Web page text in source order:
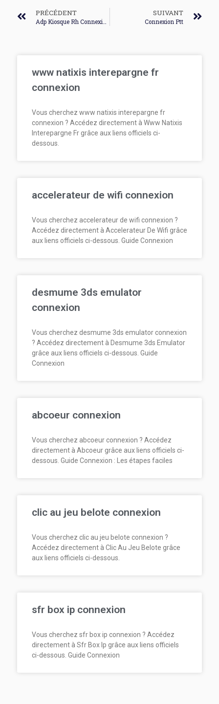
PRÉCÉDENT SUIVANT
Connexion Ptt
www natixis interepargne fr
connexion
Vous cherchez www natixis interepargne fr
connexion ? Accédez directement à Www Natixis
Interepargne Fr grâce aux liens officiels ci-
dessous.
accelerateur de wifi connexion
Vous cherchez accelerateur de wifi connexion ?
Accédez directement à Accelerateur De Wifi grâce
aux liens officiels ci-dessous. Guide Connexion
desmume 3ds emulator
connexion
Vous cherchez desmume 3ds emulator connexion
? Accédez directement à Desmume 3ds Emulator
grâce aux liens officiels ci-dessous. Guide
Connexion
abcoeur connexion
Vous cherchez abcoeur connexion ? Accédez
directement à Abcoeur grâce aux liens officiels ci-
dessous. Guide Connexion : Les étapes faciles
clic au jeu belote connexion
Vous cherchez clic au jeu belote connexion ?
Accédez directement à Clic Au Jeu Belote grâce
aux liens officiels ci-dessous.
sfr box ip connexion
Vous cherchez sfr box ip connexion ? Accédez
directement à Sfr Box Ip grâce aux liens officiels
ci-dessous. Guide Connexion